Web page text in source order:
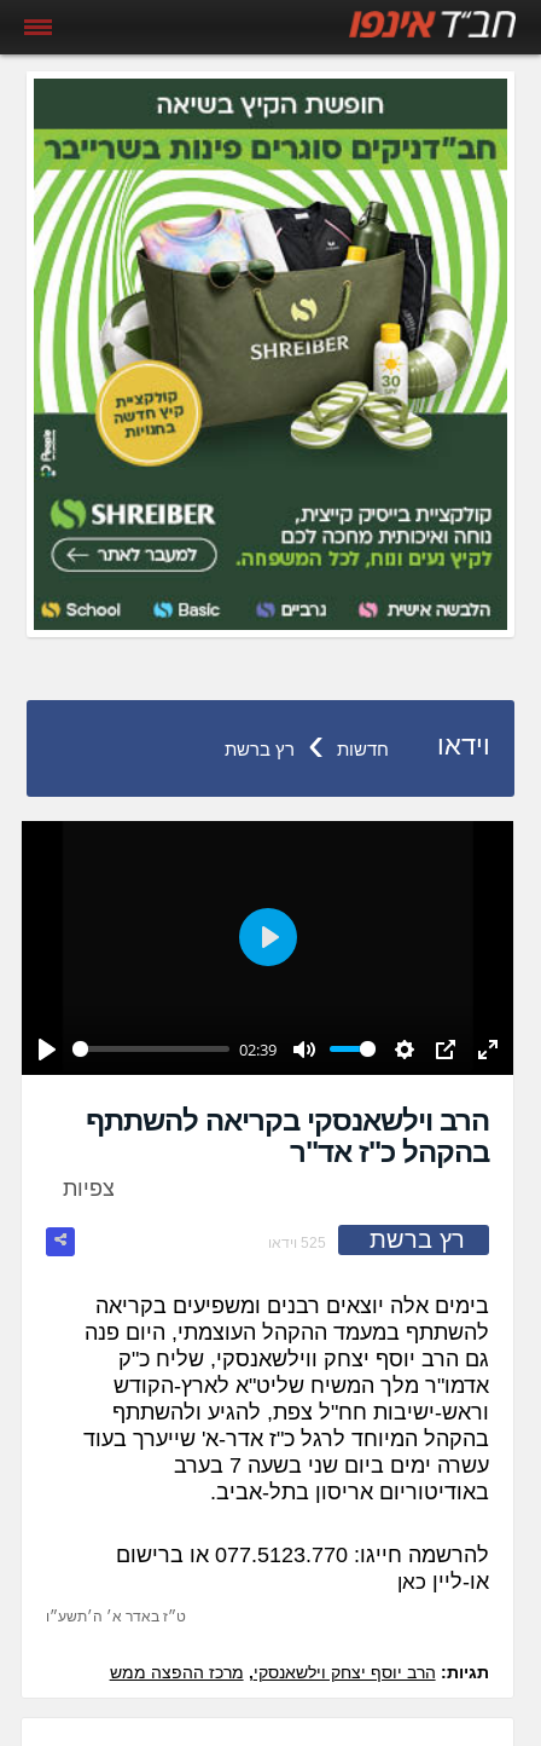
וידאו חדשות › רץ ברשת
Play
02:39
Mute Settings PIPEnter
fullscreen
Play
הרב וילשאנסקי בקריאה להשתתף
בהקהל כ"ז אד"ר
צפיות
רץ ברשת 525 וידאו
בימים אלה יוצאים רבנים ומשפיעים בקריאה
להשתתף במעמד ההקהל העוצמתי, היום פנה
גם הרב יוסף יצחק ווילשאנסקי, שליח כ"ק
אדמו"ר מלך המשיח שליט"א לארץ-הקודש
וראש-ישיבות חח"ל צפת, להגיע ולהשתתף
בהקהל המיוחד לרגל כ"ז אדר-א' שייערך בעוד
עשרה ימים ביום שני בשעה 7 בערב
באודיטוריום אריסון בתל-אביב.
להרשמה חייגו: 077.5123.770 או ברישום
או-ליין כאן
ט״ז באדר א׳ ה׳תשע״ו
תגיות: הרב יוסף יצחק וילשאנסקי, מרכז ההפצה ממש